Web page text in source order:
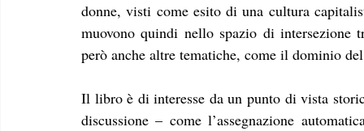
donne, visti come esito di una cultura
muovono quindi nello spazio di intersezione
però anche altre tematiche, come il dominio
Il libro è di interesse da un punto di vista
discussione – come l’assegnazione